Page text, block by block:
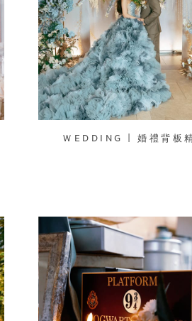
ＷEDDING | 婚禮背板